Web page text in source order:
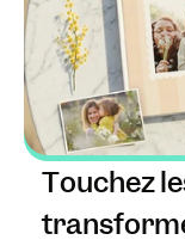
Touchez